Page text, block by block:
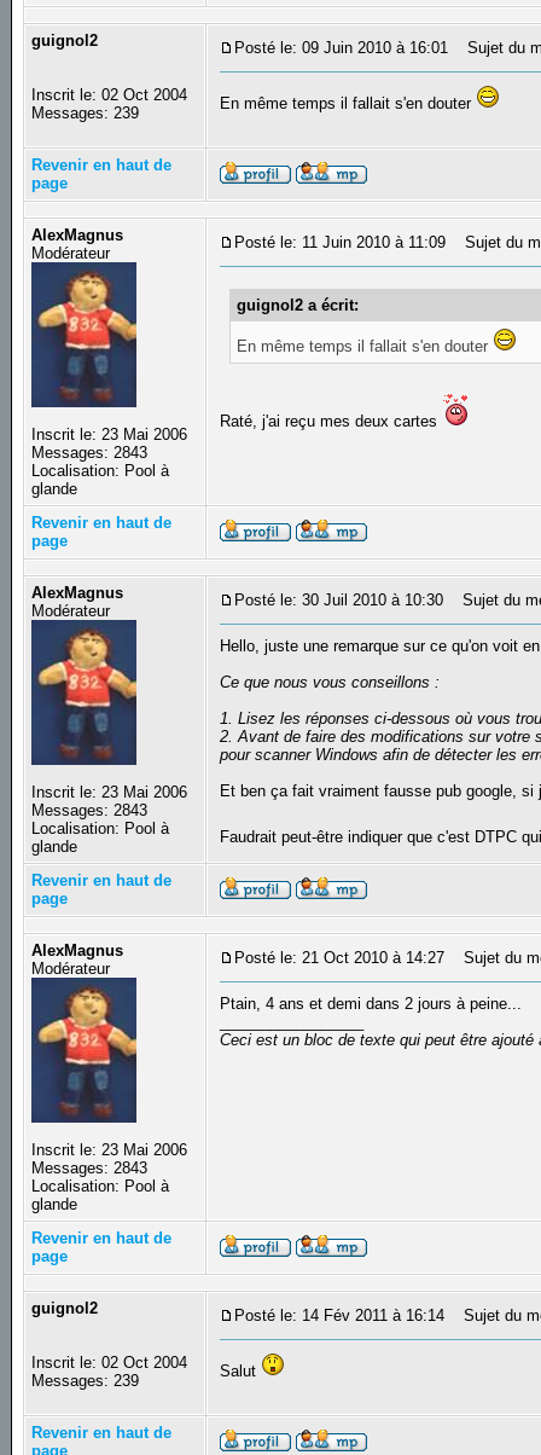
guignol2
Inscrit le: 02 Oct 2004
Messages: 239
Posté le: 09 Juin 2010 à 16:01 Sujet du
En même temps il fallait s'en douter
Revenir en haut de
page
AlexMagnus
Modérateur
Inscrit le: 23 Mai 2006
Messages: 2843
Localisation: Pool à
glande
Posté le: 11 Juin 2010 à 11:09 Sujet du
guignol2 a écrit:
En même temps il fallait s'en douter
Raté, j'ai reçu mes deux cartes
Revenir en haut de
page
AlexMagnus
Modérateur
Inscrit le: 23 Mai 2006
Messages: 2843
Localisation: Pool à
glande
Posté le: 30 Juil 2010 à 10:30 Sujet du
Hello, juste une remarque sur ce qu'on voit
Ce que nous vous conseillons :
1. Lisez les réponses ci-dessous où vous
2. Avant de faire des modifications sur votre
pour scanner Windows afin de détecter les
Et ben ça fait vraiment fausse pub google,
Faudrait peut-être indiquer que c'est DTPC
Revenir en haut de
page
AlexMagnus
Modérateur
Inscrit le: 23 Mai 2006
Messages: 2843
Localisation: Pool à
glande
Posté le: 21 Oct 2010 à 14:27 Sujet du
Ptain, 4 ans et demi dans 2 jours à peine...
Ceci est un bloc de texte qui peut être
Revenir en haut de
page
guignol2
Inscrit le: 02 Oct 2004
Messages: 239
Posté le: 14 Fév 2011 à 16:14 Sujet du
Salut
Revenir en haut de
page